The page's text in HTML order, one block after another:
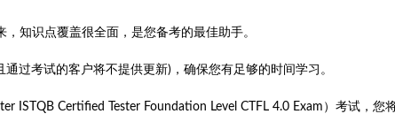
知识点覆盖很全面，是您备考的最佳助手。
过考试的客户将不提供更新)，确保您有足够的时间学习。
ISTQB Certified Tester Foundation Level CTFL 4.0 Exam）考试，您